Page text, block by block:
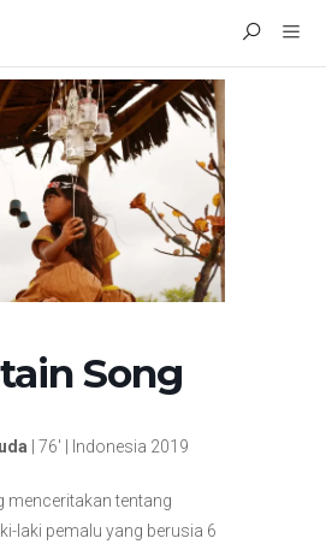
Song
| 76′ | Indonesia 2019
menceritakan tentang
laki pemalu yang berusia 6